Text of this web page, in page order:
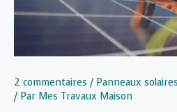
2 commentaires / Panneaux solaires
/ Par Mes Travaux Maison